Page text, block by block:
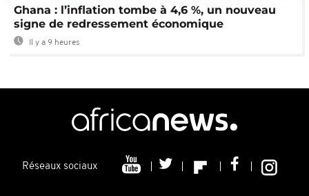
Ghana : l’inflation tombe à 4,6 %, un nouveau
signe de redressement économique
Il y a 9 heures
Réseaux sociaux